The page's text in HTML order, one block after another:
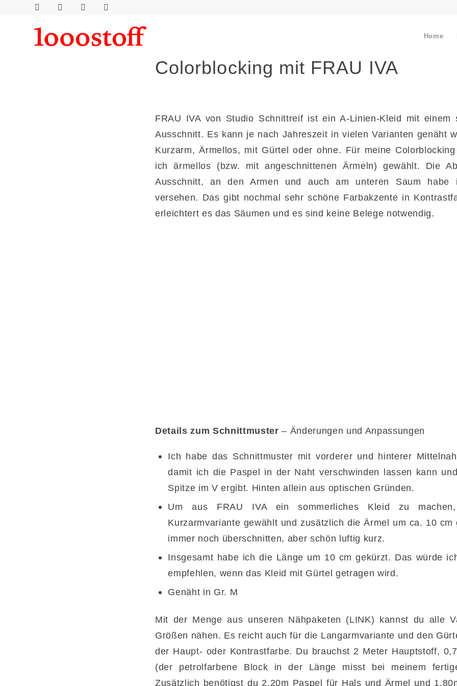
Home
Colorblocking mit FRAU IVA
FRAU IVA von Studio Schnittreif ist ein A-Linien-Kleid mit einem
Ausschnitt. Es kann je nach Jahreszeit in vielen Varianten genäht
Kurzarm, Ärmellos, mit Gürtel oder ohne. Für meine
ich ärmellos (bzw. mit angeschnittenen Ärmeln) gewählt. Die
Ausschnitt, an den Armen und auch am unteren Saum habe
versehen. Das gibt nochmal sehr schöne Farbakzente in
erleichtert es das Säumen und es sind keine Belege notwendig.
Details zum Schnittmuster – Änderungen und Anpassungen
Ich habe das Schnittmuster mit vorderer und hinterer
damit ich die Paspel in der Naht verschwinden lassen kann
Spitze im V ergibt. Hinten allein aus optischen Gründen.
Um aus FRAU IVA ein sommerliches Kleid zu
Kurzarmvariante gewählt und zusätzlich die Ärmel um ca. 10 cm
immer noch überschnitten, aber schön luftig kurz.
Insgesamt habe ich die Länge um 10 cm gekürzt. Das würde
empfehlen, wenn das Kleid mit Gürtel getragen wird.
Genäht in Gr. M
Mit der Menge aus unseren Nähpaketen (LINK) kannst du alle
Größen nähen. Es reicht auch für die Langarmvariante und den
der Haupt- oder Kontrastfarbe. Du brauchst 2 Meter Hauptstoff,
(der petrolfarbene Block in der Länge misst bei meinem
Zusätzlich benötigst du 2,20m Paspel für Hals und Ärmel und